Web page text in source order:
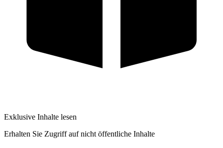
Exklusive Inhalte lesen
Erhalten Sie Zugriff auf nicht öffentliche Inhalte